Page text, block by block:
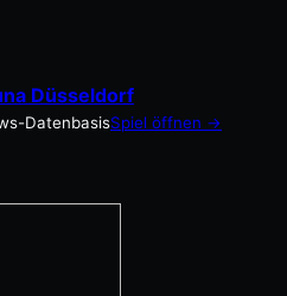
Düsseldorf
DatenbasisSpiel öffnen →